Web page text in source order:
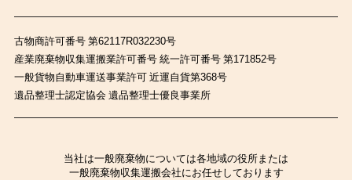
古物商許可番号 第62117R032230号
産業廃棄物収集運搬業許可番号 統一許可番号 第171852号
一般貨物自動車運送事業許可 近運自貨第368号
遺品整理士認定協会 遺品整理士優良事業所
当社は一般廃棄物については各地域の役所または
一般廃棄物収集運搬会社にお任せしております